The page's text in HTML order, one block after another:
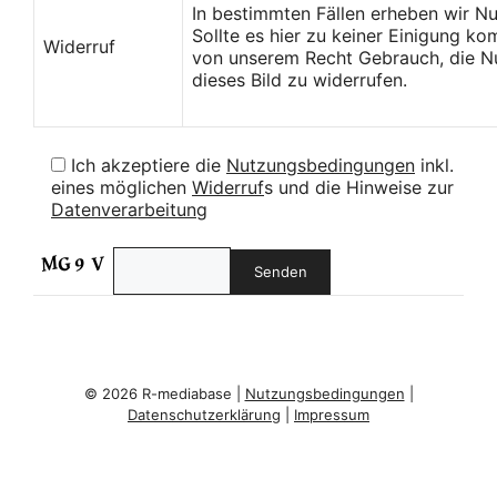
Widerruf
In bestimmten Fällen erheben wir
Sollte es hier zu keiner Einigung
von unserem Recht Gebrauch, die
dieses Bild zu widerrufen.
Ich akzeptiere die Nutzungsbedingungen inkl.
eines möglichen Widerrufs und die Hinweise zur
Datenverarbeitung
© 2026 R-mediabase | Nutzungsbedingungen
Datenschutzerklärung
Impressum